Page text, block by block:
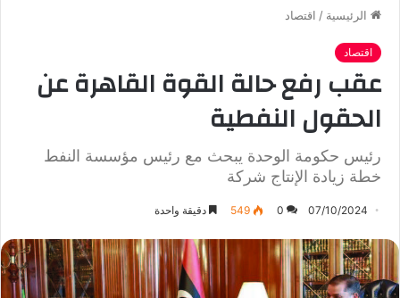
الرئيسية / اقتصاد
اقتصاد
عقب رفع حالة القوة القاهرة عن
الحقول النفطية
رئيس حكومة الوحدة يبحث مع رئيس مؤسسة النفط
خطة زيادة الإنتاج شركة
07/10/2024
0
549 دقيقة واحدة